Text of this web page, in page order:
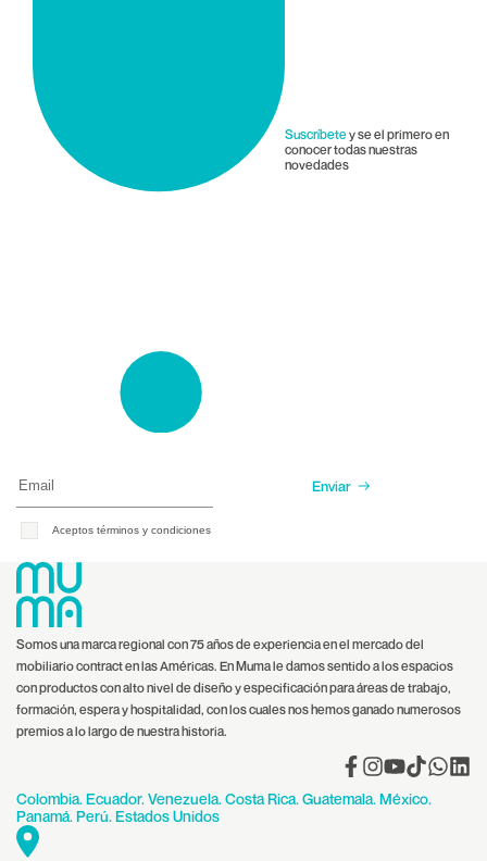
Suscríbetey se el primero en
conocer todas nuestras
novedades
Enviar
Aceptos términos y condiciones
Somos una marca regional con 75 años de experiencia en el mercado del
mobiliario contract en las Américas. En Muma le damos sentido a los espacios
con productos con alto nivel de diseño y especificación para áreas de trabajo,
formación, espera y hospitalidad, con los cuales nos hemos ganado numerosos
premios a lo largo de nuestra historia.
Facebook
Instagram
YouTube
TikTok
Colombia. Ecuador. Venezuela. Costa Rica. Guatemala. México.
Panamá. Perú. Estados Unidos